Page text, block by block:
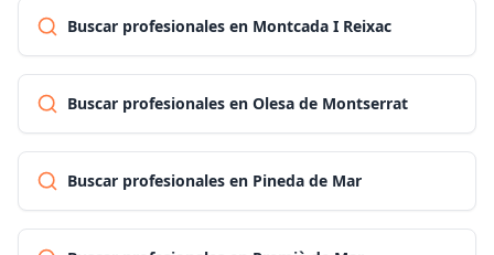
Buscar profesionales en Montcada I Reixac
Buscar profesionales en Olesa de Montserrat
Buscar profesionales en Pineda de Mar